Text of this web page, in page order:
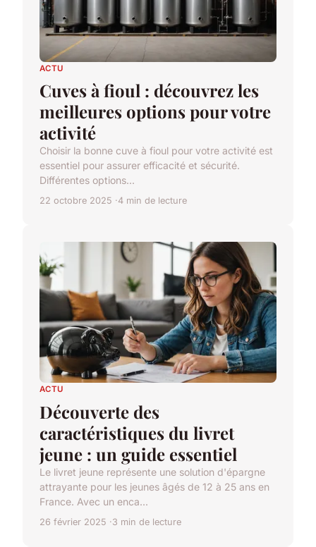
ACTU
Cuves à fioul : découvrez les
meilleures options pour votre
activité
Choisir la bonne cuve à fioul pour votre activité est
essentiel pour assurer efficacité et sécurité.
Différentes options...
22 octobre 2025 4 min de lecture
ACTU
Découverte des
caractéristiques du livret
jeune : un guide essentiel
Le livret jeune représente une solution d'épargne
attrayante pour les jeunes âgés de 12 à 25 ans en
France. Avec un enca...
26 février 2025 3 min de lecture